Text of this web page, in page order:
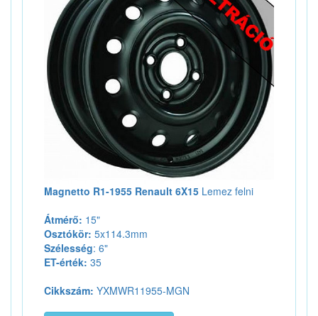
Magnetto R1-1955 Renault 6X15 Lemez felni
Átmérő: 15"
Osztókör: 5x114.3mm
Szélesség: 6"
ET-érték: 35
Cikkszám: YXMWR11955-MGN